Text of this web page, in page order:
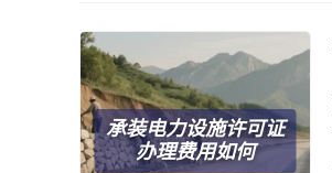
承装电力设施许可证
办理费用如何